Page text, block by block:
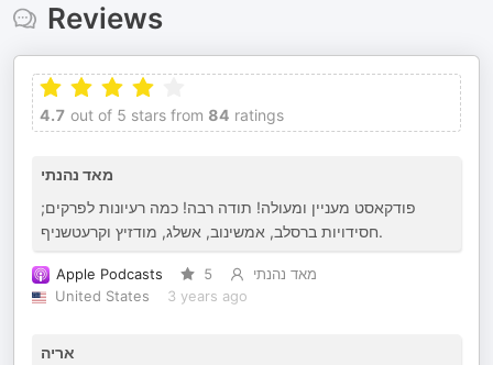
Reviews
4.7 out of 5 stars from 84 ratings
מאד נהנתי
פודקאסט מעניין ומעולה! תודה רבה! כמה רעיונות לפרקים;
חסידויות ברסלב, אמשינוב, אשלג, מודזיץ וקרעטשניף.
Apple Podcasts 5
מאד נהנתי
United States
3 years ago
אריה